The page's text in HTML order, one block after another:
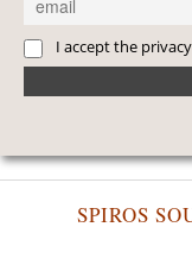
I accept the
SPIROS